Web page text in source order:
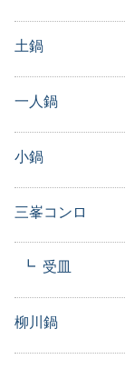
土鍋
一人鍋
小鍋
三峯コンロ
受皿
柳川鍋